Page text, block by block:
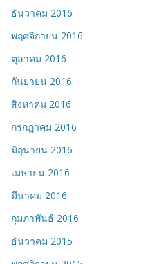
ธันวาคม 2016
พฤศจิกายน 2016
ตุลาคม 2016
กันยายน 2016
สิงหาคม 2016
กรกฎาคม 2016
มิถุนายน 2016
เมษายน 2016
มีนาคม 2016
กุมภาพันธ์ 2016
ธันวาคม 2015